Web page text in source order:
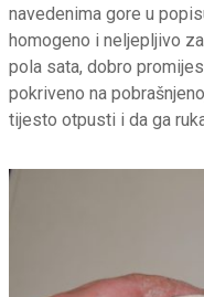
navedenima gore u
homogeno i neljepljivo
pola sata, dobro
pokriveno na
tijesto otpusti i da ga